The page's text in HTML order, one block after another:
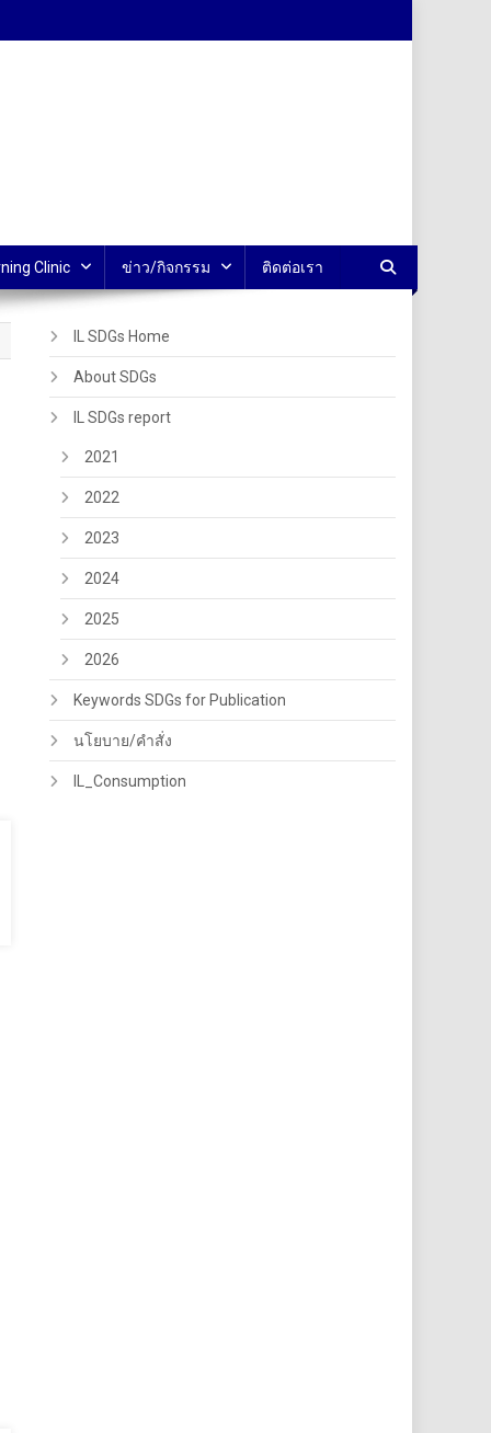
Clinic ข่าว/กิจกรรม ติดต่อเรา
IL SDGs Home
About SDGs
IL SDGs report
2021
2022
2023
2024
2025
2026
Keywords SDGs for Publication
นโยบาย/คำสั่ง
IL_Consumption